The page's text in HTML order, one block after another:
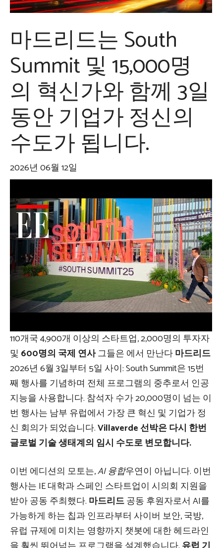
마드리드는 South
Summit 및 15,000명
의 혁신가와 함께 3일
동안 기업가 정신의
수도가 됩니다.
2026년 06월 12일
110개국 4,900개 이상의 스타트업, 2,000명의 투자자
및 600명의 국제 연사그들은 에서 만난다마드리드
2026년 6월 3일부터 5일 사이: South Summit은 15번
째 행사를 기념하며 전체 프로그램의 중추로서 인공
지능을 사용합니다. 참석자 수가 20,000명이 넘는 이
번 행사는 남부 유럽에서 가장 큰 혁신 및 기업가 정
신 회의가 되었습니다.Villaverde 선박은 다시 한번
글로벌 기술 생태계의 임시 수도로 변모합니다.
이번 에디션의 모토는,AI 융합우연이 아닙니다. 이번
행사는 IE 대학과 스페인 스타트업이 시의회 지원을
받아 공동 주최했다. 마드리드공동 후원자로서 AI를
가능하게 하는 칩과 인프라부터 사이버 보안, 국방,
유럽 규제에 미치는 영향까지 챗봇에 대한 헤드라인